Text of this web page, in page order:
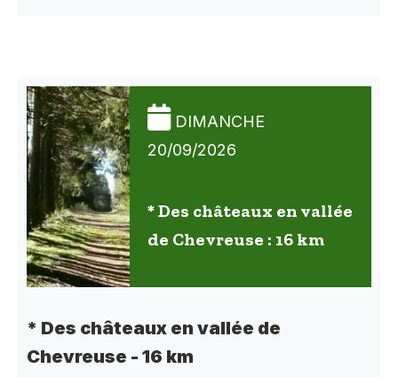
DIMANCHE
20/09/2026
* Des châteaux en vallée
de Chevreuse : 16 km
* Des châteaux en vallée de
Chevreuse - 16 km